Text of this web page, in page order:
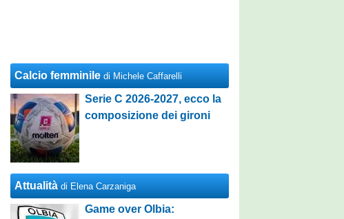
Calcio femminile di Michele Caffarelli
Serie C 2026-2027, ecco la
composizione dei gironi
Attualità di Elena Carzaniga
Game over Olbia: